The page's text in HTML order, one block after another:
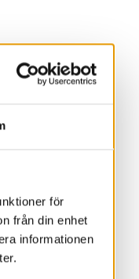
för
från din enhet
informationen